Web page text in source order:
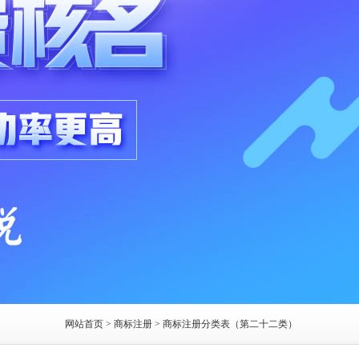
网站首页 > 商标注册 > 商标注册分类表（第二十二类）